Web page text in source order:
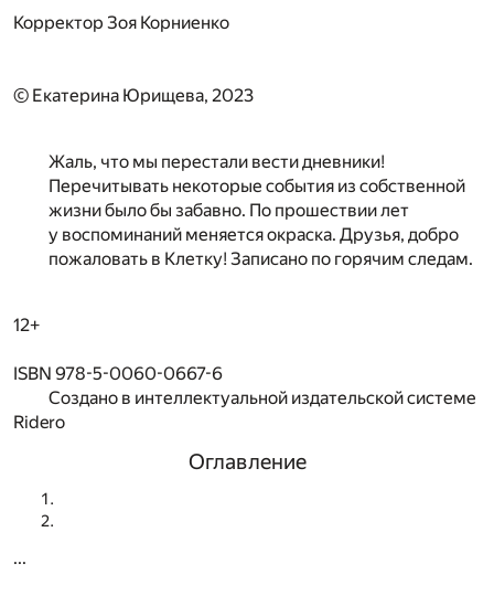
Корректор Зоя Корниенко
© Екатерина Юрищева, 2023
Жаль, что мы перестали вести дневники!
Перечитывать некоторые события из собственной
жизни было бы забавно. По прошествии лет
у воспоминаний меняется окраска. Друзья, добро
пожаловать в Клетку! Записано по горячим следам.
12+
ISBN 978-5-0060-0667-6
Создано в интеллектуальной издательской системе
Ridero
Оглавление
...